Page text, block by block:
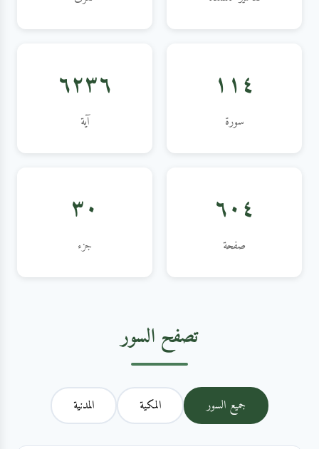
١١٤
سورة
٦٢٣٦
آية
٦٠٤
صفحة
٣٠
جزء
تصفح السور
جميع السور المكية المدنية